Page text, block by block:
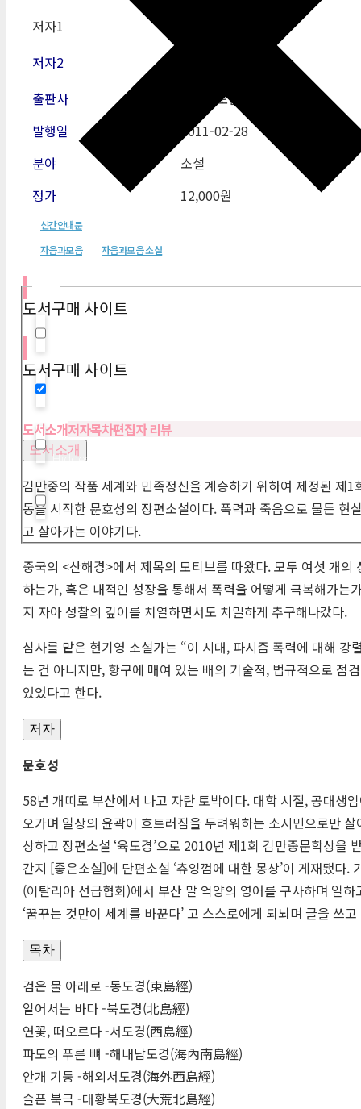
Hidden label
Hidden label
저자1
저자2
출판사
자음과모음
발행일
2011-02-28
분야
소설
정가
12,000원
신간안내문
자음과모음
자음과모음 소설
도서구매 사이트
도서구매 사이트
도서소개저자목차편집자 리뷰
도서소개
김만중의 작품 세계와 민족정신을 계승하기 위하여 제정된 제
동을 시작한 문호성의 장편소설이다. 폭력과 죽음으로 물든
고 살아가는 이야기다.
중국의 <산해경>에서 제목의 모티브를 따왔다. 모두 여섯 개
하는가, 혹은 내적인 성장을 통해서 폭력을 어떻게 극복해가
지 자아 성찰의 깊이를 치열하면서도 치밀하게 추구해나갔다.
심사를 맡은 현기영 소설가는 “이 시대, 파시즘 폭력에 대해
는 건 아니지만, 항구에 매여 있는 배의 기술적, 법규적으로 점
있었다고 한다.
저자
문호성
58년 개띠로 부산에서 나고 자란 토박이다. 대학 시절, 공대생
오가며 일상의 윤곽이 흐트러짐을 두려워하는 소시민으로만
상하고 장편소설 ‘육도경’으로 2010년 제1회 김만중문학상을
간지 [좋은소설]에 단편소설 ‘츄잉껌에 대한 몽상’이 게재됐다
(이탈리아 선급협회)에서 부산 말 억양의 영어를 구사하며 일
‘꿈꾸는 것만이 세계를 바꾼다’ 고 스스로에게 되뇌며 글을 쓰
목차
검은 물 아래로 -동도경(東島經)
일어서는 바다 -북도경(北島經)
연꽃, 떠오르다 -서도경(西島經)
파도의 푸른 뼈 -해내남도경(海內南島經)
안개 기둥 -해외서도경(海外西島經)
슬픈 북극 -대황북도경(大荒北島經)